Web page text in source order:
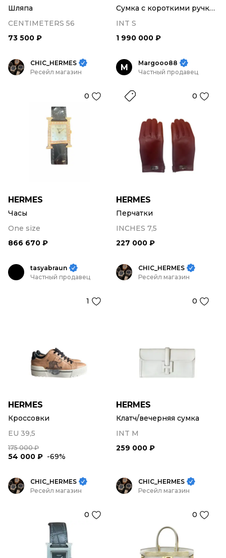
Шляпа
CENTIMETERS 56
73 500 ₽
Сумка с короткими ручками
INT S
1 990 000 ₽
CHIC_HERMES
Ресейл магазин
0
HERMES
Часы
One size
866 670 ₽
M
Margooo88
Частный продавец
0
HERMES
Перчатки
INCHES 7,5
227 000 ₽
tasyabraun
Частный продавец
1
HERMES
Кроссовки
EU 39,5
175 000 ₽
54 000 ₽ -69%
CHIC_HERMES
Ресейл магазин
0
HERMES
Клатч/вечерняя сумка
INT M
259 000 ₽
CHIC_HERMES
Ресейл магазин
0
CHIC_HERMES
Ресейл магазин
0